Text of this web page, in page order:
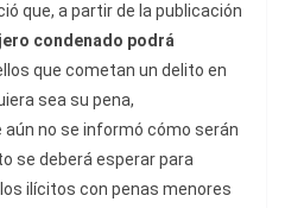
que, a partir de la publicación
condenado podrá
que cometan un delito en
sea su pena,
aún no se informó cómo serán
se deberá esperar para
ilícitos con penas menores